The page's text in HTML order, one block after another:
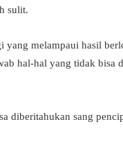
sulit.
melampaui hasil
hal-hal yang tidak bisa
diberitahukan sang